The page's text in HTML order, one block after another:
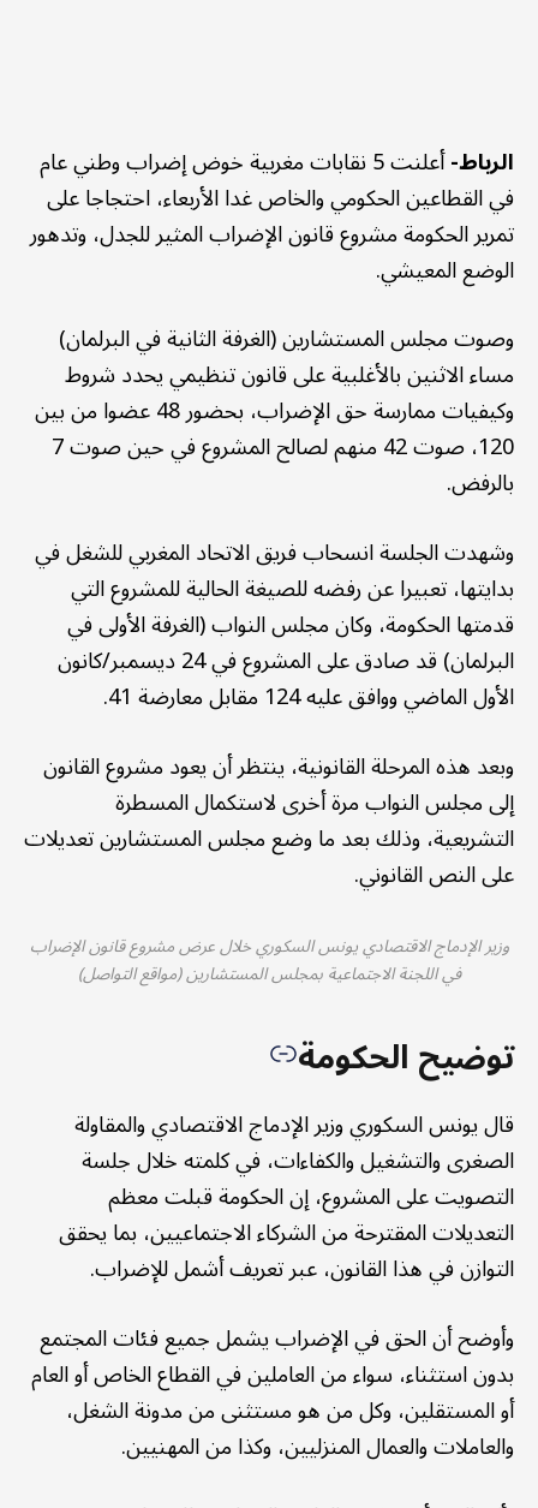
الرباط- أعلنت 5 نقابات مغربية خوض إضراب وطني عام
في القطاعين الحكومي والخاص غدا الأربعاء، احتجاجا على
تمرير الحكومة مشروع قانون الإضراب المثير للجدل، وتدهور
الوضع المعيشي.
وصوت مجلس المستشارين (الغرفة الثانية في البرلمان)
مساء الاثنين بالأغلبية على قانون تنظيمي يحدد شروط
وكيفيات ممارسة حق الإضراب، بحضور 48 عضوا من بين
120، صوت 42 منهم لصالح المشروع في حين صوت 7
بالرفض.
وشهدت الجلسة انسحاب فريق الاتحاد المغربي للشغل في
بدايتها، تعبيرا عن رفضه للصيغة الحالية للمشروع التي
قدمتها الحكومة، وكان مجلس النواب (الغرفة الأولى في
البرلمان) قد صادق على المشروع في 24 ديسمبر/كانون
الأول الماضي ووافق عليه 124 مقابل معارضة 41.
وبعد هذه المرحلة القانونية، ينتظر أن يعود مشروع القانون
إلى مجلس النواب مرة أخرى لاستكمال المسطرة
التشريعية، وذلك بعد ما وضع مجلس المستشارين تعديلات
على النص القانوني.
وزير الإدماج الاقتصادي يونس السكوري خلال عرض مشروع قانون الإضراب
في اللجنة الاجتماعية بمجلس المستشارين (مواقع التواصل)
توضيح الحكومة
قال يونس السكوري وزير الإدماج الاقتصادي والمقاولة
الصغرى والتشغيل والكفاءات، في كلمته خلال جلسة
التصويت على المشروع، إن الحكومة قبلت معظم
التعديلات المقترحة من الشركاء الاجتماعيين، بما يحقق
التوازن في هذا القانون، عبر تعريف أشمل للإضراب.
وأوضح أن الحق في الإضراب يشمل جميع فئات المجتمع
بدون استثناء، سواء من العاملين في القطاع الخاص أو العام
أو المستقلين، وكل من هو مستثنى من مدونة الشغل،
والعاملات والعمال المنزليين، وكذا من المهنيين.